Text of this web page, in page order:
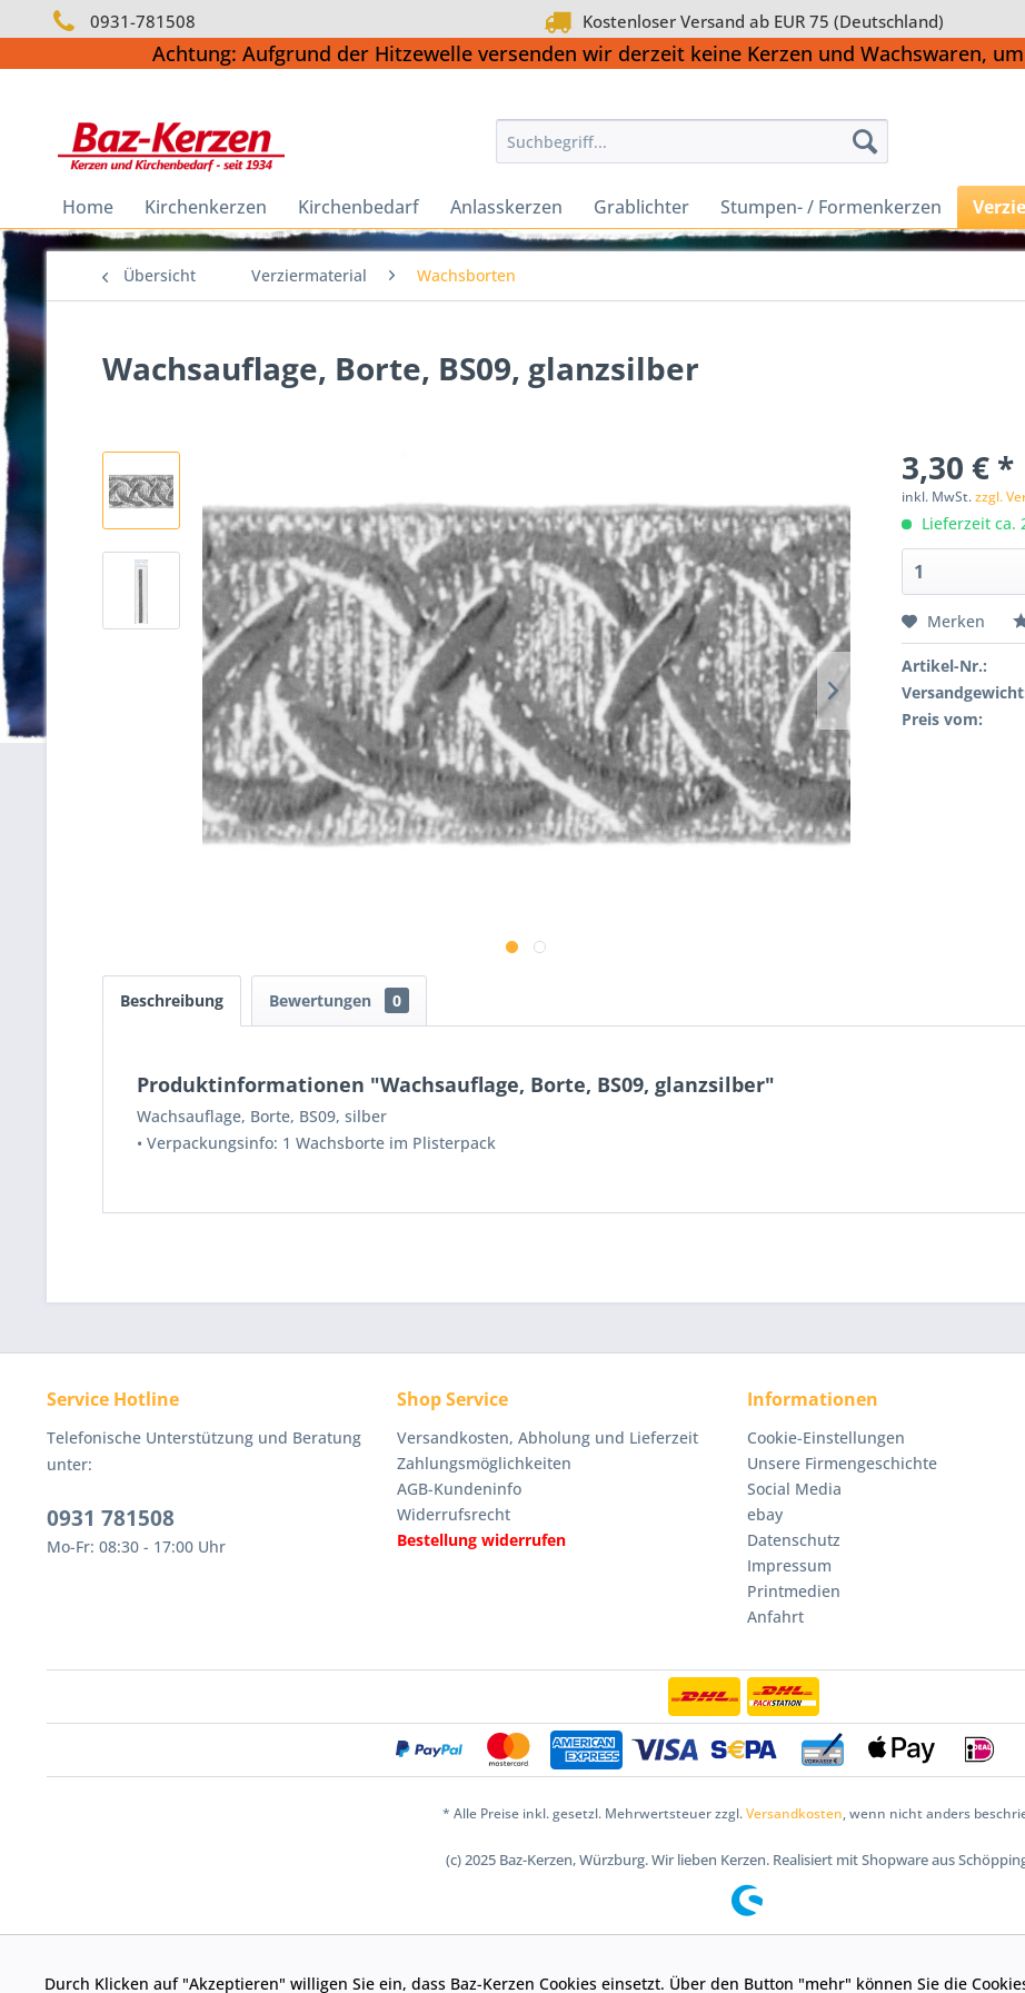
0931-781508 Kostenloser Versand ab EUR 75 (Deutschland)
Achtung: Aufgrund der Hitzewelle versenden wir derzeit keine Kerzen und Wachswaren,
Home Kirchenkerzen Kirchenbedarf Anlasskerzen Grablichter Stumpen- / Formenkerzen
Übersicht Verziermaterial Wachsborten
Wachsauflage, Borte, BS09, glanzsilber
3,30 € *
inkl. MwSt.zzgl.
Lieferzeit ca.
Merken
Artikel-Nr.:
Preis vom:
Beschreibung Bewertungen 0
Produktinformationen "Wachsauflage, Borte, BS09, glanzsilber"
Wachsauflage, Borte, BS09, silber
• Verpackungsinfo: 1 Wachsborte im Plisterpack
Service Hotline
Telefonische Unterstützung und Beratung
unter:
0931 781508
Mo-Fr: 08:30 - 17:00 Uhr
Shop Service
Versandkosten, Abholung und Lieferzeit
Zahlungsmöglichkeiten
AGB-Kundeninfo
Widerrufsrecht
Bestellung widerrufen
Informationen
Cookie-Einstellungen
Unsere Firmengeschichte
Social Media
ebay
Datenschutz
Impressum
Printmedien
Anfahrt
* Alle Preise inkl. gesetzl. Mehrwertsteuer zzgl.Versandkosten, wenn nicht anders
(c) 2025 Baz-Kerzen, Würzburg. Wir lieben Kerzen. Realisiert mit Shopware aus
Durch Klicken auf "Akzeptieren" willigen Sie ein, dass Baz-Kerzen Cookies einsetzt. Über den Button "mehr" können Sie die